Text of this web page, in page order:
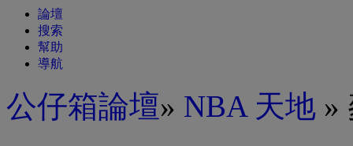
論壇
搜索
幫助
導航
公仔箱論壇» NBA 天地 »